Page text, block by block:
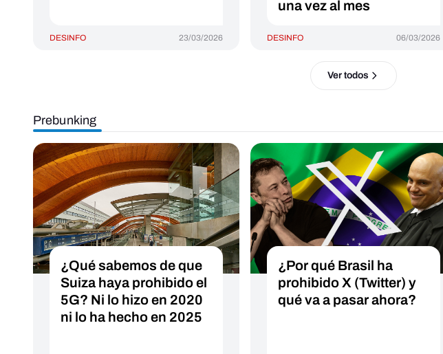
DESINFO 23/03/2026
una vez al mes
DESINFO 06/03/2026
Ver todos
Prebunking
¿Qué sabemos de que
Suiza haya prohibido el
5G? Ni lo hizo en 2020
ni lo ha hecho en 2025
¿Por qué Brasil ha
prohibido X (Twitter) y
qué va a pasar ahora?